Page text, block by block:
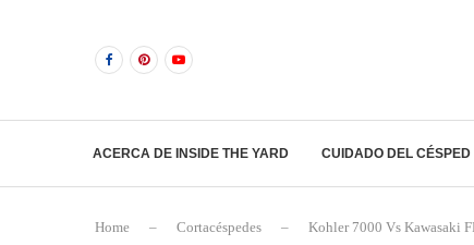
ACERCA DE INSIDE THE YARD CUIDADO DEL CÉSPED
Home – Cortacéspedes – Kohler 7000 Vs Kawasaki